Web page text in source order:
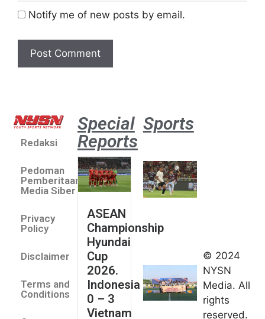
Notify me of new posts by email.
Redaksi
Pedoman
Pemberitaan
Media Siber
Privacy
Policy
Disclaimer
Terms and
Conditions
Special
Reports
ASEAN
Championship
Hyundai
Cup
2026.
Indonesia
0 – 3
Vietnam
Sports
umum
Kejurnas
Panahan
Junior di
Kudus
© 2024
NYSN
Media. All
rights
reserved.